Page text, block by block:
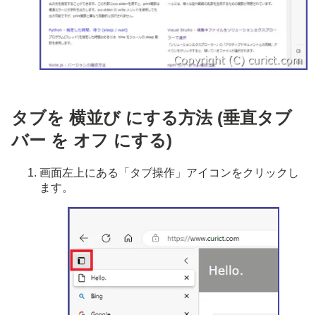
タブを 横並び にする方法 (垂直タブ
バー を オフ にする)
画面左上にある「タブ操作」アイコンをクリックし
ます。